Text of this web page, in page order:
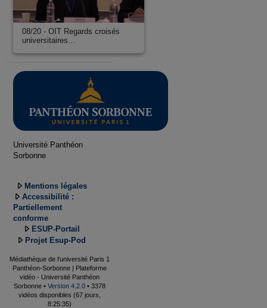
08/20 - OIT Regards croisés
universitaires…
Université Panthéon
Sorbonne
Mentions légales
Accessibilité :
Partiellement
conforme
ESUP-Portail
Projet Esup-Pod
Médiathèque de l'université Paris 1
Panthéon-Sorbonne | Plateforme
vidéo - Université Panthéon
Sorbonne • Version 4.2.0 • 3378
vidéos disponibles (67 jours,
8:25:35)